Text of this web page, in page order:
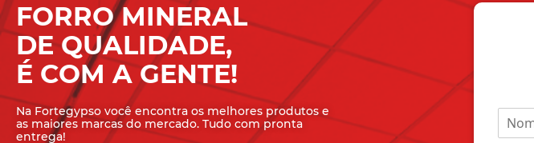
FORRO MINERAL
DE QUALIDADE,
É COM A GENTE!
Na Fortegypso você encontra os melhores produtos e
as maiores marcas do mercado. Tudo com pronta
entrega!